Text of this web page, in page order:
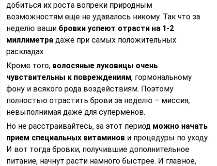
добиться их роста вопреки природным
возможностям еще не удавалось никому. Так что за
неделю ваши бровки успеют отрасти на 1-2
миллиметра даже при самых положительных
раскладах.
Кроме того, волосяные луковицы очень
чувствительны к повреждениям, гормональному
фону и всякого рода воздействиям. Поэтому
полностью отрастить брови за неделю – миссия,
невыполнимая даже для суперменов.
Но не расстраивайтесь, за этот период можно начать
прием специальных витаминов и процедуры по уходу.
И вот тогда бровки, получившие дополнительное
питание, начнут расти намного быстрее. И главное,